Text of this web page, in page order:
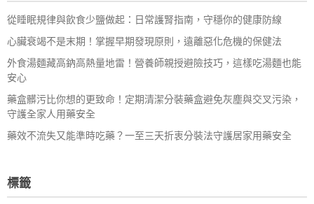
從睡眠規律與飲食少鹽做起：日常護腎指南，守穩你的健康防線
心臟衰竭不是末期！掌握早期發現原則，遠離惡化危機的保健法
外食湯麵藏高鈉高熱量地雷！營養師親授避險技巧，這樣吃湯麵也能
安心
藥盒髒污比你想的更致命！定期清潔分裝藥盒避免灰塵與交叉污染，
守護全家人用藥安全
藥效不流失又能準時吃藥？一至三天折衷分裝法守護居家用藥安全
標籤